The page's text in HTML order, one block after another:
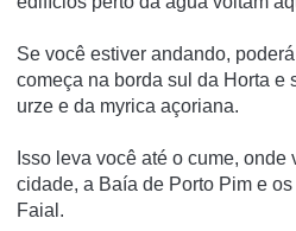
Se você estiver andando,
começa na borda sul da Horta e
urze e da myrica açoriana.
Isso leva você até o cume,
cidade, a Baía de Porto Pim e
Faial.